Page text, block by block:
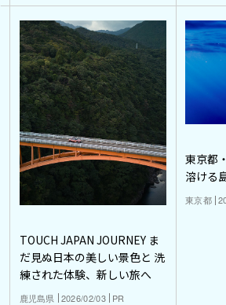
TOUCH JAPAN JOURNEY ま
だ見ぬ日本の美しい景色と 洗
練された体験、新しい旅へ
鹿児島県 2026/02/03 PR
東京都
溶ける
東京都